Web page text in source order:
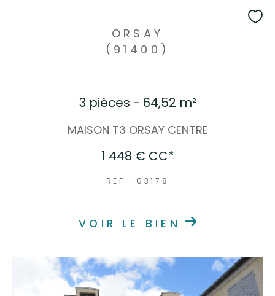
ORSAY
(91400)
3 pièces - 64,52 m²
MAISON T3 ORSAY CENTRE
1 448 € CC*
REF : 03178
VOIR LE BIEN